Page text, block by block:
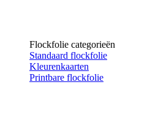
Flockfolie categorieën
Standaard flockfolie
Kleurenkaarten
Printbare flockfolie